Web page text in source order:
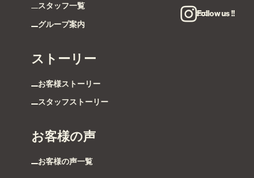
スタッフ一覧
グループ案内
ストーリー
お客様ストーリー
スタッフストーリー
お客様の声
お客様の声一覧
Follow us !!